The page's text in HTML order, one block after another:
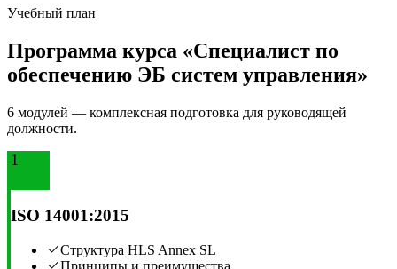
Учебный план
Программа курса «Специалист по
обеспечению ЭБ систем управления»
6 модулей — комплексная подготовка для руководящей
должности.
1
ISO 14001:2015
Структура HLS Annex SL